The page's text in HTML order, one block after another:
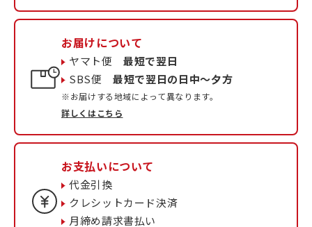
お届けについて
ヤマト便最短で翌日
SBS便最短で翌日の日中〜夕方
※お届けする地域によって異なります。
詳しくはこちら
お支払いについて
代金引換
クレシットカード決済
月締め請求書払い